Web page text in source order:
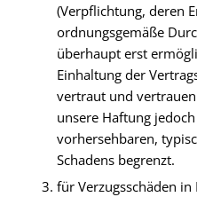
(Verpflichtung, deren
ordnungsgemäße
überhaupt erst
Einhaltung der
vertraut und
unsere Haftung
vorhersehbaren,
Schadens begrenzt.
für Verzugsschäden